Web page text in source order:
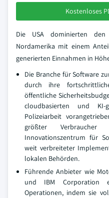
Kostenloses
Die USA dominierten
Nordamerika mit einem
generierten Einnahmen in
Die Branche für Software
durch ihre
öffentliche
cloudbasierten und
Polizeiarbeit
größter
Innovationszentrum für
weit verbreiteter
lokalen Behörden.
Führende Anbieter wie
und IBM Corporation
Operationen, indem sie